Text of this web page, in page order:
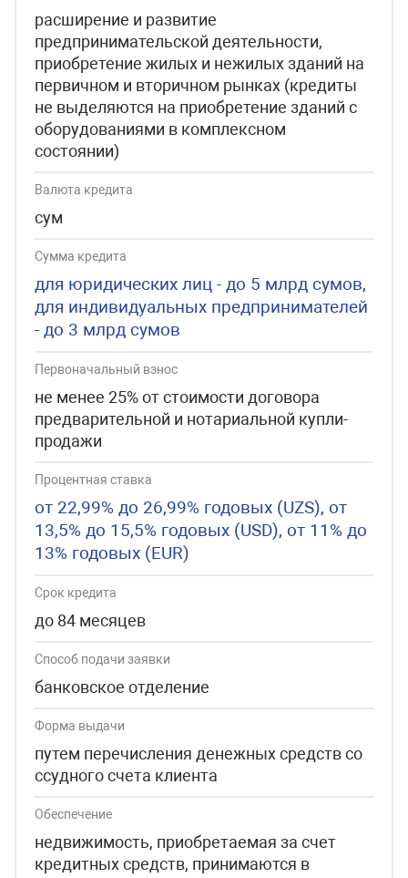
расширение и развитие
предпринимательской деятельности,
приобретение жилых и нежилых зданий на
первичном и вторичном рынках (кредиты
не выделяются на приобретение зданий с
оборудованиями в комплексном
состоянии)
Валюта кредита
сум
Сумма кредита
для юридических лиц - до 5 млрд сумов,
для индивидуальных предпринимателей
- до 3 млрд сумов
Первоначальный взнос
не менее 25% от стоимости договора
предварительной и нотариальной купли-
продажи
Процентная ставка
от 22,99% до 26,99% годовых (UZS), от
13,5% до 15,5% годовых (USD), от 11% до
13% годовых (EUR)
Срок кредита
до 84 месяцев
Способ подачи заявки
банковское отделение
Форма выдачи
путем перечисления денежных средств со
ссудного счета клиента
Обеспечение
недвижимость, приобретаемая за счет
кредитных средств, принимаются в